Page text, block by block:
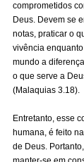
comprometidos
Deus. Devem se
notas, praticar o
vivência
mundo a
o que serve a
(Malaquias 3.18).
Entretanto, esse
humana, é feito
de Deus.